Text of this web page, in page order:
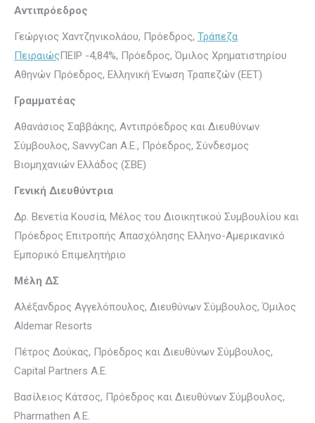
Αντιπρόεδρος
Γεώργιος Χαντζηνικολάου, Πρόεδρος, Τράπεζα
ΠειραιώςΠΕΙΡ -4,84%, Πρόεδρος, Όμιλος Χρηματιστηρίου
Αθηνών Πρόεδρος, Ελληνική Ένωση Τραπεζών (EET)
Γραμματέας
Αθανάσιος Σαββάκης, Αντιπρόεδρος και Διευθύνων
Σύμβουλος, SavvyCan A.E., Πρόεδρος, Σύνδεσμος
Βιομηχανιών Ελλάδος (ΣΒΕ)
Γενική Διευθύντρια
Δρ. Βενετία Κουσία, Μέλος του Διοικητικού Συμβουλίου και
Πρόεδρος Επιτροπής Απασχόλησης Ελληνο-Αμερικανικό
Εμπορικό Επιμελητήριο
Μέλη ΔΣ
Αλέξανδρος Αγγελόπουλος, Διευθύνων Σύμβουλος, Όμιλος
Aldemar Resorts
Πέτρος Δούκας, Πρόεδρος και Διευθύνων Σύμβουλος,
Capital Partners Α.Ε.
Βασίλειος Κάτσος, Πρόεδρος και Διευθύνων Σύμβουλος,
Pharmathen Α.Ε.